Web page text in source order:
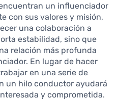
un influenciador
con sus valores y misión,
una colaboración a
estabilidad, sino que
relación más profunda
En lugar de hacer
en una serie de
un hilo conductor ayudará
y comprometida.